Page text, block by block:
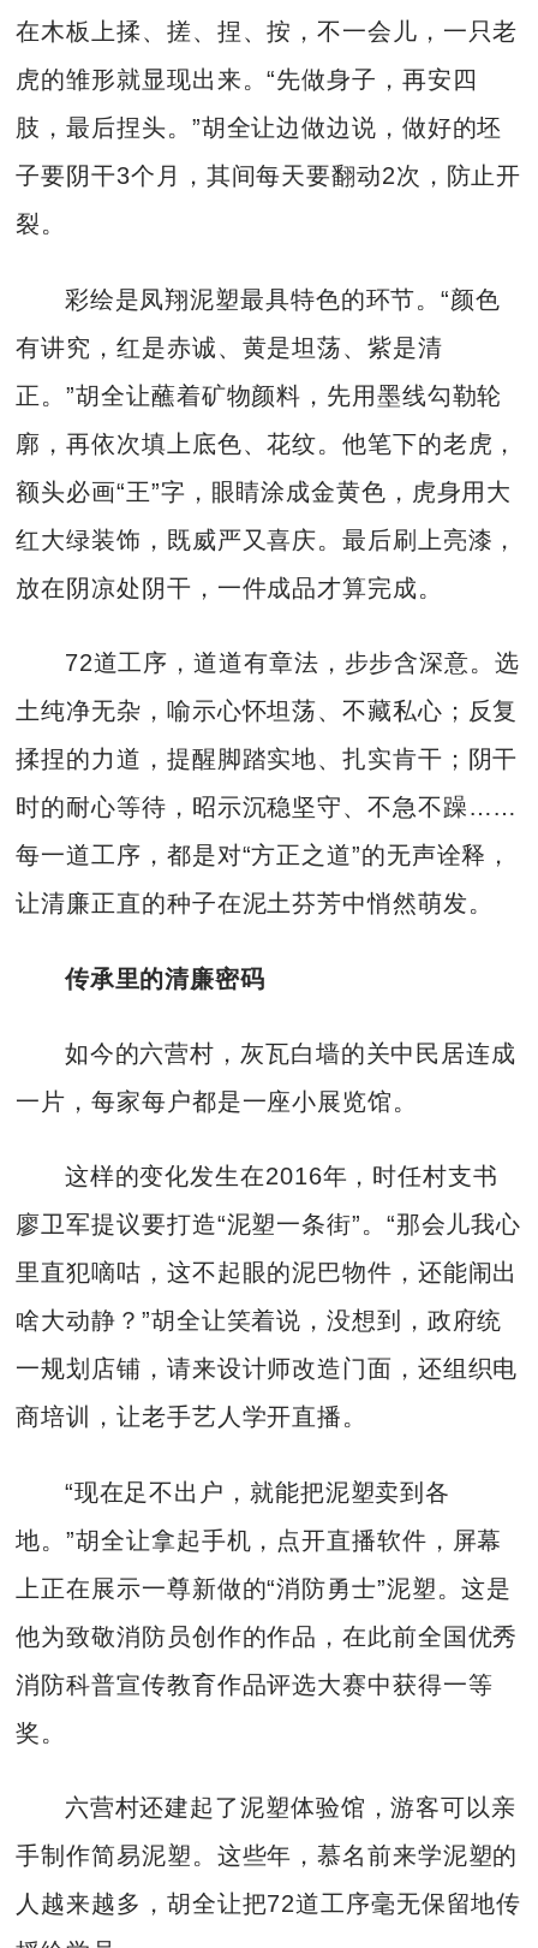
在木板上揉、搓、捏、按，不一会儿，一只老
虎的雏形就显现出来。“先做身子，再安四
肢，最后捏头。”胡全让边做边说，做好的坯
子要阴干3个月，其间每天要翻动2次，防止开
裂。
彩绘是凤翔泥塑最具特色的环节。“颜色
有讲究，红是赤诚、黄是坦荡、紫是清
正。”胡全让蘸着矿物颜料，先用墨线勾勒轮
廓，再依次填上底色、花纹。他笔下的老虎，
额头必画“王”字，眼睛涂成金黄色，虎身用大
红大绿装饰，既威严又喜庆。最后刷上亮漆，
放在阴凉处阴干，一件成品才算完成。
72道工序，道道有章法，步步含深意。选
土纯净无杂，喻示心怀坦荡、不藏私心；反复
揉捏的力道，提醒脚踏实地、扎实肯干；阴干
时的耐心等待，昭示沉稳坚守、不急不躁……
每一道工序，都是对“方正之道”的无声诠释，
让清廉正直的种子在泥土芬芳中悄然萌发。
传承里的清廉密码
如今的六营村，灰瓦白墙的关中民居连成
一片，每家每户都是一座小展览馆。
这样的变化发生在2016年，时任村支书
廖卫军提议要打造“泥塑一条街”。“那会儿我心
里直犯嘀咕，这不起眼的泥巴物件，还能闹出
啥大动静？”胡全让笑着说，没想到，政府统
一规划店铺，请来设计师改造门面，还组织电
商培训，让老手艺人学开直播。
“现在足不出户，就能把泥塑卖到各
地。”胡全让拿起手机，点开直播软件，屏幕
上正在展示一尊新做的“消防勇士”泥塑。这是
他为致敬消防员创作的作品，在此前全国优秀
消防科普宣传教育作品评选大赛中获得一等
奖。
六营村还建起了泥塑体验馆，游客可以亲
手制作简易泥塑。这些年，慕名前来学泥塑的
人越来越多，胡全让把72道工序毫无保留地传